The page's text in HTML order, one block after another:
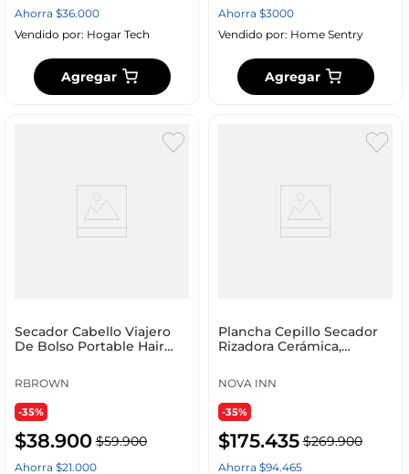
Ahorra $36.000
Vendido por: Hogar Tech
Agregar
Ahorra $3000
Vendido por: Home Sentry
Agregar
Secador Cabello Viajero
De Bolso Portable Hair
RBROWN
-35%
$38.900 $59.900
Ahorra $21.000
Plancha Cepillo Secador
Rizadora Cerámica,
NOVA INN
-35%
$175.435 $269.900
Ahorra $94.465